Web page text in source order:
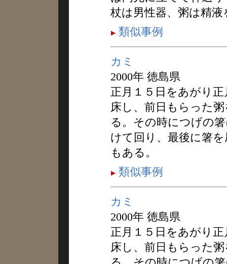
杖は男性器、粥は精
類似事例
カミ
2000年 徳島県
正月１５日をあがり
床し、前日もらった
る。その時につげの
けて回り、最後に箸
もある。
類似事例
カミ
2000年 徳島県
正月１５日をあがり
床し、前日もらった